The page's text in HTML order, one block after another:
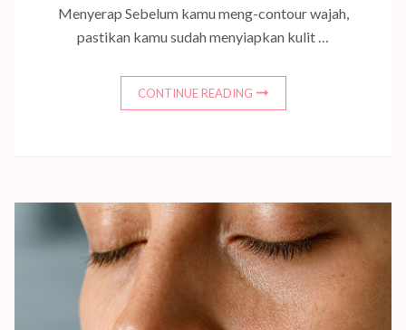
Menyerap Sebelum kamu meng-contour wajah,
pastikan kamu sudah menyiapkan kulit …
CONTINUE READING